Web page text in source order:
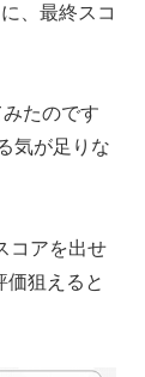
、最終スコ
たのです
気が足りな
コアを出せ
価狙えると